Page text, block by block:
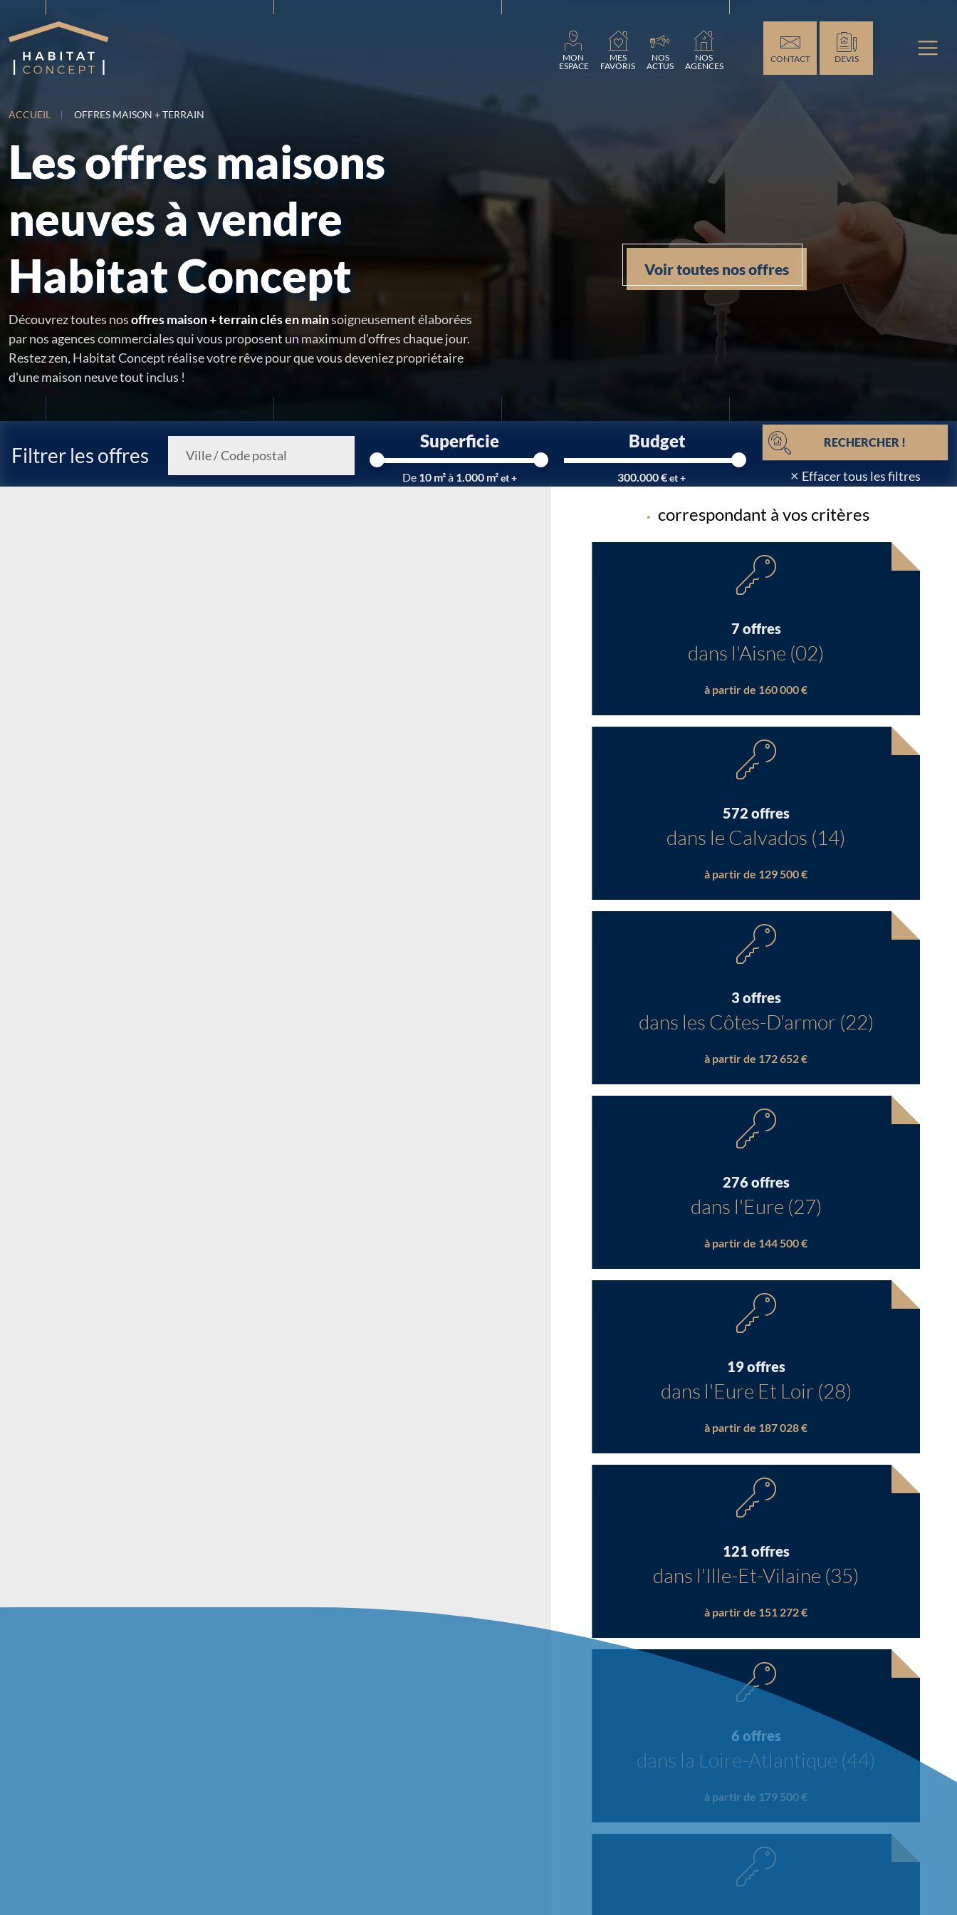
MON
ESPACE
Chargement...
MES
FAVORIS
NOS
ACTUS
NOS
AGENCES
CONTACT DEVIS
ACCUEIL OFFRES MAISON + TERRAIN
Les offres maisons
neuves à vendre
Habitat Concept
Découvrez toutes nosoffres maison + terrain clés en mainsoigneusement élaborées
par nos agences commerciales qui vous proposent un maximum d'offres chaque jour.
Restez zen, Habitat Concept réalise votre rêve pour que vous deveniez propriétaire
d'une maison neuve tout inclus !
Voir toutes nos offres
Filtrer les offres
Superficie
De 10 m²à 1.000 m²et +
Budget
300.000 €et +
RECHERCHER !
× Effacer tous les filtres
Chargement...
correspondant à vos critères
7 offres
dans l'Aisne (02)
à partir de 160 000 €
572 offres
dans le Calvados (14)
à partir de 129 500 €
3 offres
dans les Côtes-D'armor (22)
à partir de 172 652 €
276 offres
dans l'Eure (27)
à partir de 144 500 €
19 offres
dans l'Eure Et Loir (28)
à partir de 187 028 €
121 offres
dans l'Ille-Et-Vilaine (35)
à partir de 151 272 €
6 offres
dans la Loire-Atlantique (44)
à partir de 179 500 €